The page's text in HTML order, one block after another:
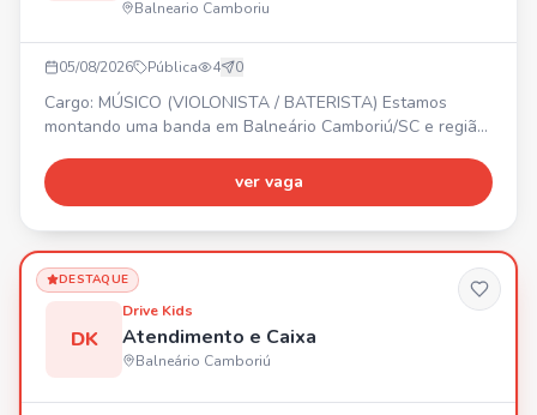
Balneario Camboriu
05/08/2026 Pública 4 0
Cargo: MÚSICO (VIOLONISTA / BATERISTA) Estamos
montando uma banda em Balneário Camboriú/SC e região!
pessoas comprometidas, que amem música, tenham
disponibilidade para ensaios e vontade de crescer. 🎶
estrada! 🔥
ver vaga
DESTAQUE
DK
Drive Kids
Atendimento e Caixa
Balneário Camboriú